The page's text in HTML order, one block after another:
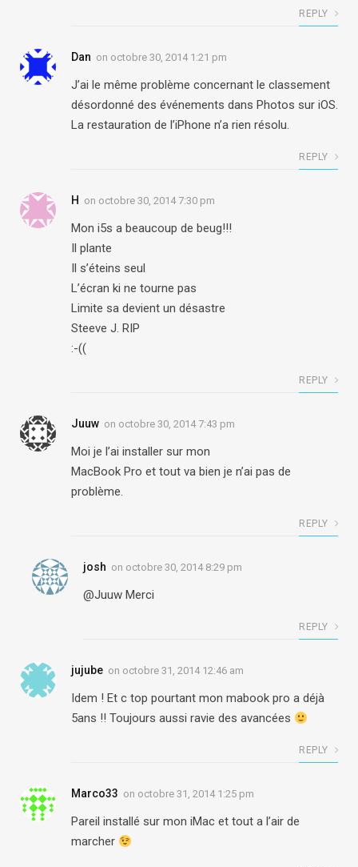
REPLY
Dan on octobre 30, 2014 1:21 pm
J’ai le même problème concernant le classement
désordonné des événements dans Photos sur iOS.
La restauration de l’iPhone n’a rien résolu.
REPLY
H on octobre 30, 2014 7:30 pm
Mon i5s a beaucoup de beug!!!
Il plante
Il s’éteins seul
L’écran ki ne tourne pas
Limite sa devient un désastre
Steeve J. RIP
:-((
REPLY
Juuw on octobre 30, 2014 7:43 pm
Moi je l’ai installer sur mon
MacBook Pro et tout va bien je n’ai pas de
problème.
REPLY
josh on octobre 30, 2014 8:29 pm
@Juuw Merci
REPLY
jujube on octobre 31, 2014 12:46 am
Idem ! Et c top pourtant mon mabook pro a déjà
5ans !! Toujours aussi ravie des avancées
REPLY
Marco33 on octobre 31, 2014 1:25 pm
Pareil installé sur mon iMac et tout a l’air de
marcher